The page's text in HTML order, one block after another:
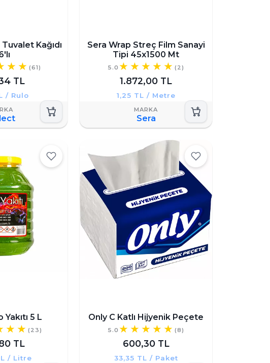
Kağıdı
(61)
TL
/ Rulo
Sera Wrap Streç Film Sanayi
Tipi 45x1500 Mt
5.0 (2)
1.872,00 TL
1,25 TL / Metre
Sera
5 L
(23)
TL
/ Litre
Only C Katlı Hijyenik Peçete
5.0 (8)
600,30 TL
33,35 TL / Paket